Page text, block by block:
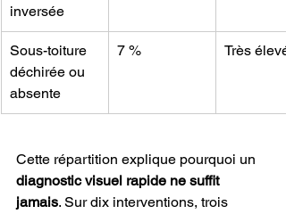
inversée
Sous-toiture
déchirée ou
absente
7 % Très
Cette répartition explique pourquoi un
diagnostic visuel rapide ne suffit
jamais. Sur dix interventions, trois